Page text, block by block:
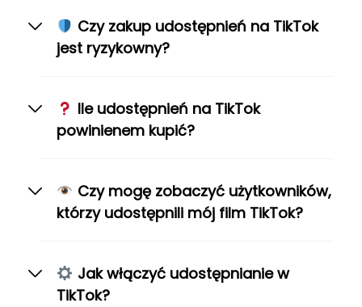
Czy zakup udostępnień na TikTok
jest ryzykowny?
Ile udostępnień na TikTok
powinienem kupić?
Czy mogę zobaczyć użytkowników,
którzy udostępnili mój film TikTok?
Jak włączyć udostępnianie w
TikTok?